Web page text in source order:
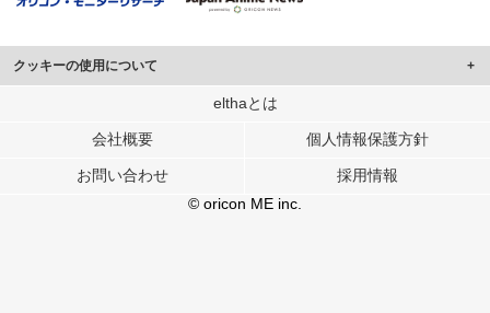
クッキーの使用について
このサイトでは Cookie を使用して、ユーザーに合わせたコンテンツや広告の
行っています。
メディアや広告配信、データ解析の各パートナーに提供しています。
各パートナーは、この情報とユーザーが各パートナーに提供した他の情報や、
ユーザーが各パートナーのサービスを使用したときに収集した他の情報を組み
elthaとは
会社概要 個人情報保護方針
お問い合わせ
採用情報
© oricon ME inc.